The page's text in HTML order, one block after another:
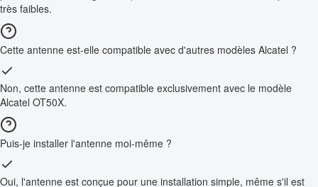
très faibles.
Cette antenne est-elle compatible avec d'autres modèles Alcatel ?
Non, cette antenne est compatible exclusivement avec le modèle
Alcatel OT50X.
Puis-je installer l'antenne moi-même ?
Oui, l'antenne est conçue pour une installation simple, même s'il est